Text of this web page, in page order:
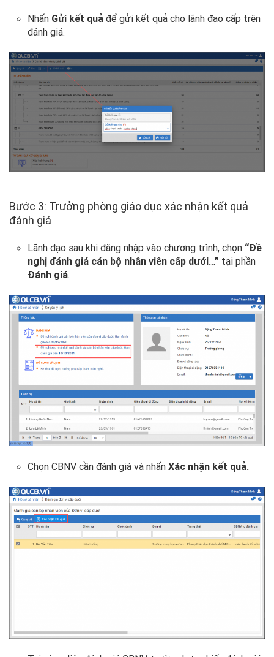
Nhấn Gửi kết quả để gửi kết quả cho lãnh đạo cấp trên
đánh giá.
Bước 3: Trưởng phòng giáo dục xác nhận kết quả
đánh giá
Lãnh đạo sau khi đăng nhập vào chương trình, chọn “Đề
nghị đánh giá cán bộ nhân viên cấp dưới…” tại phần
Đánh giá.
Chọn CBNV cần đánh giá và nhấn Xác nhận kết quả.